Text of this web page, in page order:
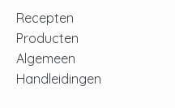
Recepten
Producten
Algemeen
Handleidingen